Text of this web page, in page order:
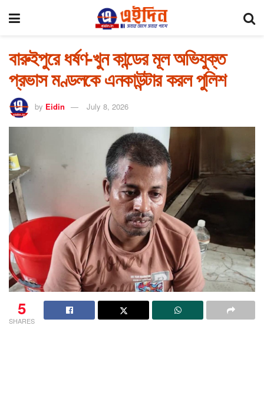
বারুইপুরে ধর্ষণ-খুন কান্ডের মূল অভিযুক্ত
প্রভাস মণ্ডলকে এনকাউন্টার করল পুলিশ
by Eidin July 8, 2026
5
SHARES